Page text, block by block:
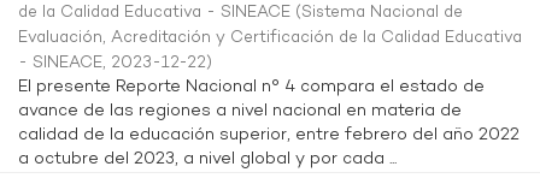
de la Calidad Educativa - SINEACE (Sistema Nacional de
Evaluación, Acreditación y Certificación de la Calidad Educativa
- SINEACE, 2023-12-22)
El presente Reporte Nacional n° 4 compara el estado de
avance de las regiones a nivel nacional en materia de
calidad de la educación superior, entre febrero del año 2022
a octubre del 2023, a nivel global y por cada ...